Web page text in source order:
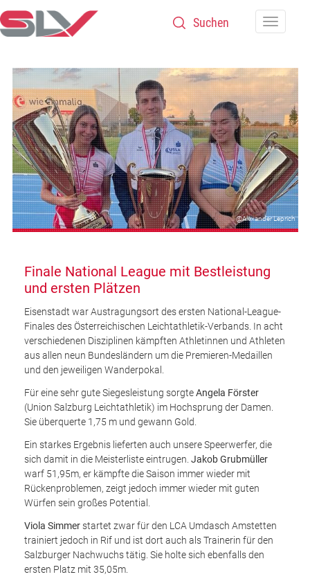
Zum Inhalt
@Alexander Leprich
Finale National League mit Bestleistung
und ersten Plätzen
Eisenstadt war Austragungsort des ersten National-League-
Finales des Österreichischen Leichtathletik-Verbands. In acht
verschiedenen Disziplinen kämpften Athletinnen und Athleten
aus allen neun Bundesländern um die Premieren-Medaillen
und den jeweiligen Wanderpokal.
Für eine sehr gute Siegesleistung sorgteAngela Förster
(Union Salzburg Leichtathletik) im Hochsprung der Damen.
Sie überquerte 1,75 m und gewann Gold.
Ein starkes Ergebnis lieferten auch unsere Speerwerfer, die
sich damit in die Meisterliste eintrugen. Jakob Grubmüller
warf 51,95m, er kämpfte die Saison immer wieder mit
Rückenproblemen, zeigt jedoch immer wieder mit guten
Würfen sein großes Potential.
Viola Simmerstartet zwar für den LCA Umdasch Amstetten
trainiert jedoch in Rif und ist dort auch als Trainerin für den
Salzburger Nachwuchs tätig. Sie holte sich ebenfalls den
ersten Platz mit 35,05m.